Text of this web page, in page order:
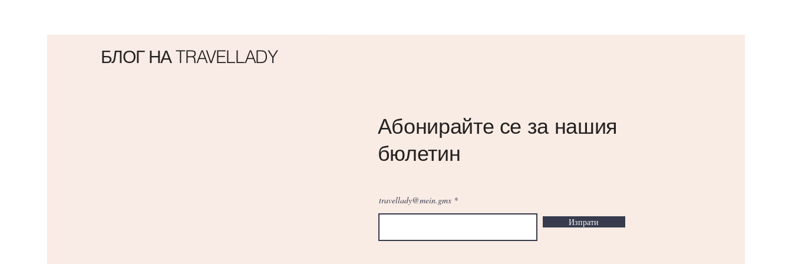
БЛОГ НА TRAVELLADY
Абонирайте се за нашия
бюлетин
travellady@mein.gmx
Изпрати